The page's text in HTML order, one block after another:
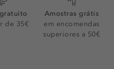
de 35€
Amostras grátis
em encomendas
superiores a 50€